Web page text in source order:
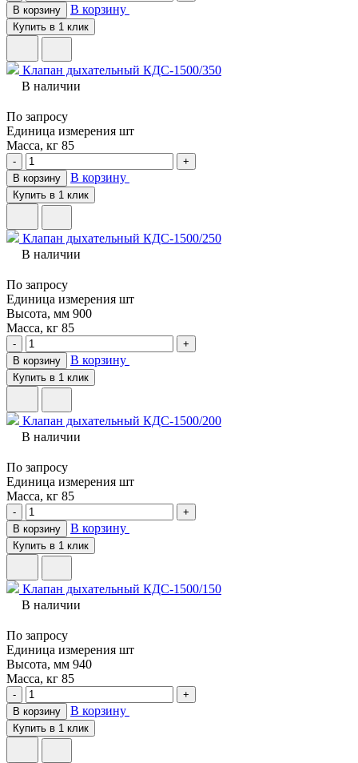
В корзину В корзину
Купить в 1 клик
Клапан дыхательный КДС-1500/350
В наличии
По запросу
Единица измерения шт
Масса, кг 85
-
+
В корзину
В корзину
Купить в 1 клик
Клапан дыхательный КДС-1500/250
В наличии
По запросу
Единица измерения шт
Высота, мм 900
Масса, кг 85
-
+
В корзину
В корзину
Купить в 1 клик
Клапан дыхательный КДС-1500/200
В наличии
По запросу
Единица измерения шт
Масса, кг 85
-
+
В корзину
В корзину
Купить в 1 клик
Клапан дыхательный КДС-1500/150
В наличии
По запросу
Единица измерения шт
Высота, мм 940
Масса, кг 85
-
+
В корзину
В корзину
Купить в 1 клик